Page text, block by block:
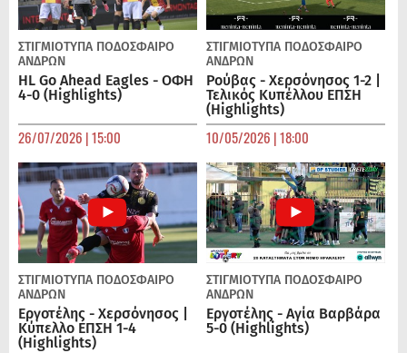
ΣΤΙΓΜΙΟΤΥΠΑ ΠΟΔΌΣΦΑΙΡΟ
ΑΝΔΡΏΝ
HL Go Ahead Eagles - ΟΦΗ
4-0 (Highlights)
26/07/2026 | 15:00
ΣΤΙΓΜΙΟΤΥΠΑ ΠΟΔΌΣΦΑΙΡΟ
ΑΝΔΡΏΝ
Ρούβας - Χερσόνησος 1-2 |
Τελικός Κυπέλλου ΕΠΣΗ
(Highlights)
10/05/2026 | 18:00
ΣΤΙΓΜΙΟΤΥΠΑ ΠΟΔΌΣΦΑΙΡΟ
ΑΝΔΡΏΝ
Εργοτέλης - Χερσόνησος |
Κύπελλο ΕΠΣΗ 1-4
(Highlights)
ΣΤΙΓΜΙΟΤΥΠΑ ΠΟΔΌΣΦΑΙΡΟ
ΑΝΔΡΏΝ
Εργοτέλης - Αγία Βαρβάρα
5-0 (Highlights)